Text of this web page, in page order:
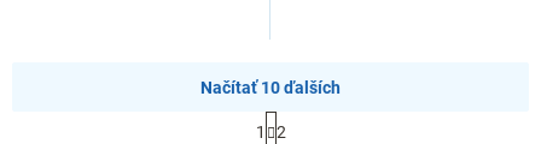
Načítať 10 ďalších
S
1 2